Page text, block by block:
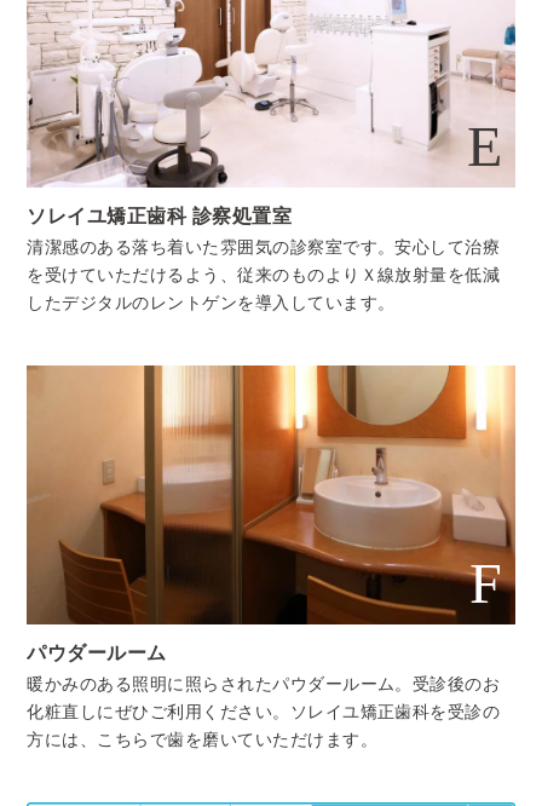
E
ソレイユ矯正歯科 診察処置室
清潔感のある落ち着いた雰囲気の診察室です。安心して治療
を受けていただけるよう、従来のものよりＸ線放射量を低減
したデジタルのレントゲンを導入しています。
F
パウダールーム
暖かみのある照明に照らされたパウダールーム。受診後のお
化粧直しにぜひご利用ください。ソレイユ矯正歯科を受診の
方には、こちらで歯を磨いていただけます。